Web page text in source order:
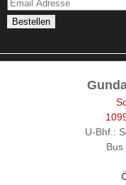
U-Bhf.:
Bus